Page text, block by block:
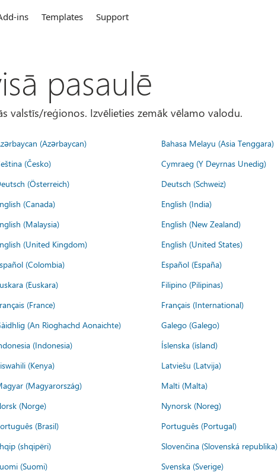
ins Templates Support
pasaulē
valstīs/reģionos. Izvēlieties zemāk vēlamo valodu.
(Azərbaycan) Bahasa Melayu (Asia Tenggara)
(Česko) Cymraeg (Y Deyrnas Unedig)
(Österreich) Deutsch (Schweiz)
(Canada) English (India)
(Malaysia) English (New Zealand)
(United Kingdom) English (United States)
(Colombia) Español (España)
(Euskara) Filipino (Pilipinas)
(France) Français (International)
(An Rìoghachd Aonaichte) Galego (Galego)
(Indonesia) Íslenska (ísland)
(Kenya) Latviešu (Latvija)
(Magyarország) Malti (Malta)
(Norge) Nynorsk (Noreg)
(Brasil) Português (Portugal)
(shqipëri) Slovenčina (Slovenská republika)
(Suomi) Svenska (Sverige)